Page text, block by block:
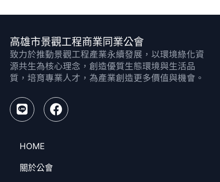
高雄市景觀工程商業同業公會
致力於推動景觀工程產業永續發展，以環境綠化資
源共生為核心理念，創造優質生態環境與生活品
質，培育專業人才，為產業創造更多價值與機會。
HOME
關於公會